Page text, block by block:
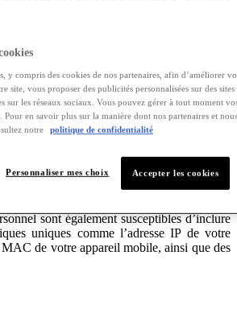
DONNÉE À CARACTÈRE
personnel » désignent toute information
directement (par ex., votre nom) ou
le biais de données pseudonymisées tel
Cela signifie que les données à caractère
informations telles que des adresses
numéro de téléphone portable, noms
préférences personnelles et habitudes
générés par des utilisateurs, des données
relatives à votre beauté/bien-être. Les
sont également susceptibles d’inclure
uniques comme l’adresse IP de votre
MAC de votre appareil mobile, ainsi que des
y compris des cookies de nos partenaires, afin d’améliorer
site, vous proposer des publicités personnalisées sur des
sur les réseaux sociaux. Vous pouvez gérer à tout moment
Pour en savoir plus sur la manière dont nos partenaires et
notre
politique de confidentialité
Accepter les cookies
Personnaliser mes choix